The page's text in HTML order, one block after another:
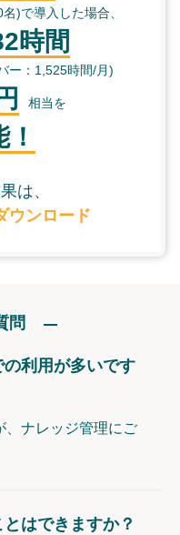
)で導入した場合、
時間
ー：1,525時間/月)
相当を
は、
ウンロード
問
利用が多いです
、ナレッジ管理にご
はできますか？